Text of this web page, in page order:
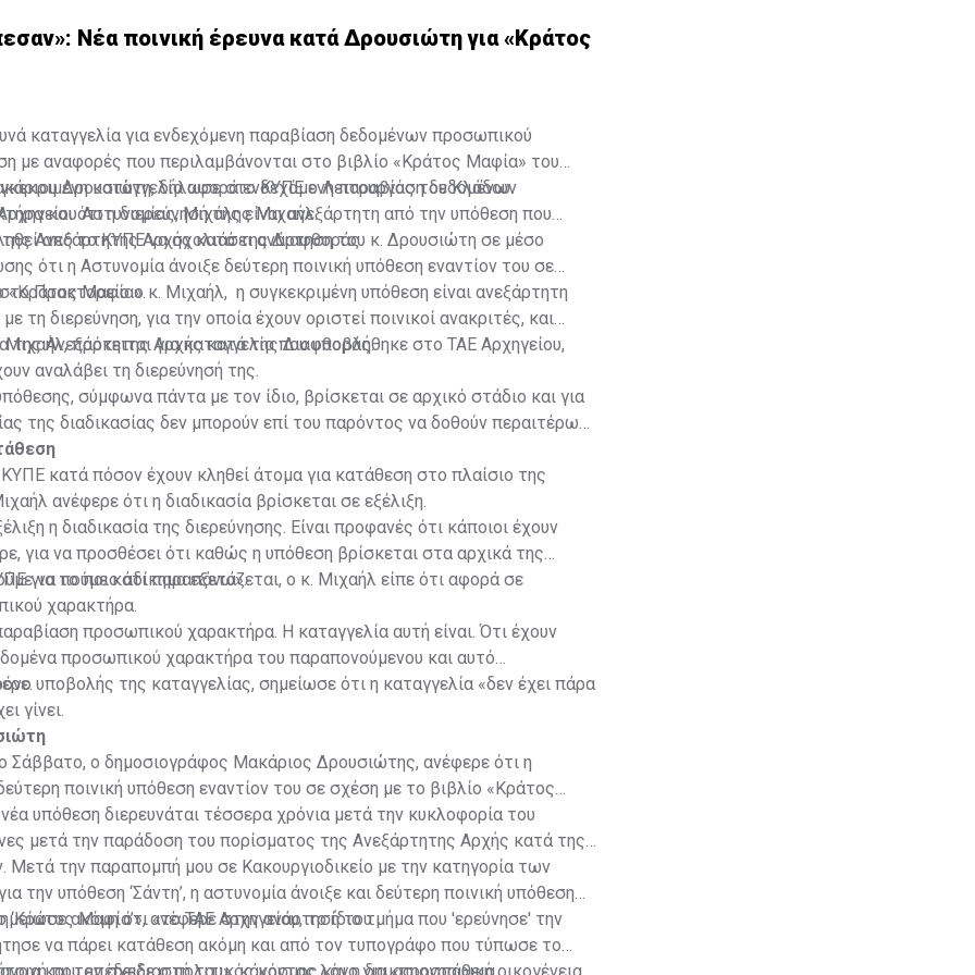
Νέα ποινική έρευνα κατά Δρουσιώτη για «Κράτος
καταγγελία για ενδεχόμενη παραβίαση δεδομένων προσωπικού
με αναφορές που περιλαμβάνονται στο βιβλίο «Κράτος Μαφία» του
Δρουσιώτη, δήλωσε στο ΚΥΠΕ ο Λειτουργός του Κλάδου
Αστυνομίας, Μιχάλης Μιχαήλ.
καταγγελία αφορά ενδεχόμενη παραβίαση δεδομένων
και ότι η διερεύνησή της είναι ανεξάρτητη από την υπόθεση που
Ανεξάρτητης Αρχής κατά της Διαφθοράς.
από το ΚΥΠΕ να σχολιάσει ανάρτηση του κ. Δρουσιώτη σε μέσο
ότι η Αστυνομία άνοιξε δεύτερη ποινική υπόθεση εναντίον του σε
«Κράτος Μαφία».
Πρακτορείο ο κ. Μιχαήλ, η συγκεκριμένη υπόθεση είναι ανεξάρτητη
τη διερεύνηση, για την οποία έχουν οριστεί ποινικοί ανακριτές, και
της Ανεξάρτητης Αρχής κατά της Διαφθοράς.
πρόκειται για καταγγελία που υποβλήθηκε στο ΤΑΕ Αρχηγείου,
αναλάβει τη διερεύνησή της.
σύμφωνα πάντα με τον ίδιο, βρίσκεται σε αρχικό στάδιο και για
της διαδικασίας δεν μπορούν επί του παρόντος να δοθούν περαιτέρω
κατά πόσον έχουν κληθεί άτομα για κατάθεση στο πλαίσιο της
ανέφερε ότι η διαδικασία βρίσκεται σε εξέλιξη.
η διαδικασία της διερεύνησης. Είναι προφανές ότι κάποιοι έχουν
για να προσθέσει ότι καθώς η υπόθεση βρίσκεται στα αρχικά της
να πούμε κάτι παραπάνω».
για το ποιο αδίκημα εξετάζεται, ο κ. Μιχαήλ είπε ότι αφορά σε
χαρακτήρα.
προσωπικού χαρακτήρα. Η καταγγελία αυτή είναι. Ότι έχουν
προσωπικού χαρακτήρα του παραπονούμενου και αυτό
υποβολής της καταγγελίας, σημείωσε ότι η καταγγελία «δεν έχει πάρα
γίνει.
Σάββατο, ο δημοσιογράφος Μακάριος Δρουσιώτης, ανέφερε ότι η
ποινική υπόθεση εναντίον του σε σχέση με το βιβλίο «Κράτος
υπόθεση διερευνάται τέσσερα χρόνια μετά την κυκλοφορία του
μετά την παράδοση του πορίσματος της Ανεξάρτητης Αρχής κατά της
Μετά την παραπομπή μου σε Κακουργιοδικείο με την κατηγορία των
την υπόθεση ‘Σάντη’, η αστυνομία άνοιξε και δεύτερη ποινική υπόθεση
‘Κράτος Μαφία’», ανέφερε στην ανάρτησή του.
ακόμη ότι «το ΤΑΕ Αρχηγείου, το ίδιο τμήμα που 'ερεύνησε' την
να πάρει κατάθεση ακόμη και από τον τυπογράφο που τύπωσε το
και τον σχεδιαστή του», κάνοντας λόγο για «προσπάθεια
που επέδειξε ο πολιτικός κόσμος και η δημοσιογραφική οικογένεια